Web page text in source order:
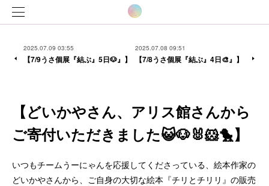
2025.07.09 03:55
【7/9うさ個展『結ぶ』5日🐶』】
2025.07.08 09:51
【7/8うさ個展『結ぶ』4日🎨』】
【どいかやさん、アリス館さんから
ご寄付いただきました😺🐶🐰🐹🐤】
いつもチームうーにゃんを応援してくださっている、絵本作家の
どいかやさんから、ご自身の大切な絵本『チリとチリリ』の販売